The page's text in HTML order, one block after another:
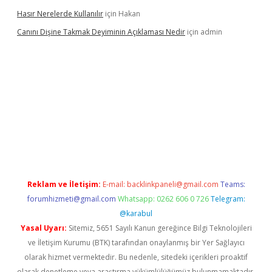
Hasır Nerelerde Kullanılır için Hakan
Canını Dişine Takmak Deyiminin Açıklaması Nedir için admin
Reklam ve İletişim: E-mail: backlinkpaneli@gmail.com Teams:
forumhizmeti@gmail.com Whatsapp: 0262 606 0 726 Telegram:
@karabul
Yasal Uyarı: Sitemiz, 5651 Sayılı Kanun gereğince Bilgi Teknolojileri
ve İletişim Kurumu (BTK) tarafından onaylanmış bir Yer Sağlayıcı
olarak hizmet vermektedir. Bu nedenle, sitedeki içerikleri proaktif